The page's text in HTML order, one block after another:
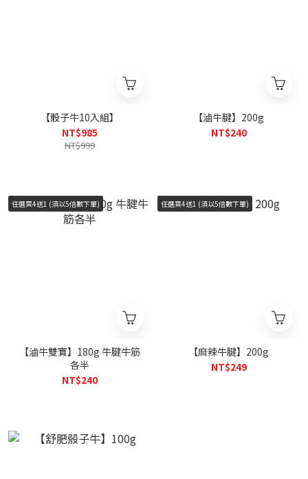
【骰子牛10入組】
NT$985
NT$999
【滷牛腱】200g
NT$240
任選買4送1 (須以5倍數下單)
【滷牛雙寶】180g 牛腱牛筋
各半
NT$240
任選買4送1 (須以5倍數下單)
【麻辣牛腱】200g
NT$249